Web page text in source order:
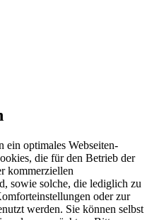
ein optimales Webseiten-
die für den Betrieb der
kommerziellen
sowie solche, die lediglich zu
oder zur
werden. Sie können selbst